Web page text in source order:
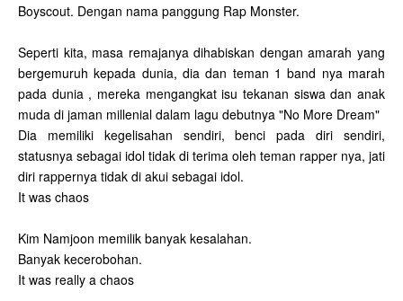
Boyscout. Dengan nama panggung Rap Monster.
Seperti kita, masa remajanya dihabiskan dengan amarah yang
bergemuruh kepada dunia, dia dan teman 1 band nya marah
pada dunia , mereka mengangkat isu tekanan siswa dan anak
muda di jaman millenial dalam lagu debutnya "No More Dream"
Dia memiliki kegelisahan sendiri, benci pada diri sendiri,
statusnya sebagai idol tidak di terima oleh teman rapper nya, jati
diri rappernya tidak di akui sebagai idol.
It was chaos
Kim Namjoon memilik banyak kesalahan.
Banyak kecerobohan.
It was really a chaos